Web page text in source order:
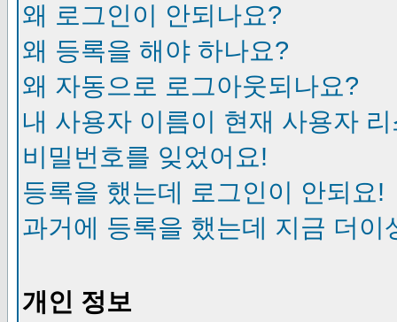
왜 로그인이 안되나요?
왜 등록을 해야 하나요?
왜 자동으로 로그아웃되나요?
내 사용자 이름이 현재 사용자
비밀번호를 잊었어요!
등록을 했는데 로그인이 안되요!
과거에 등록을 했는데 지금 더이
개인 정보